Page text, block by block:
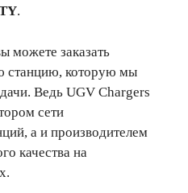
.
можете заказать
станцию, которую мы
Ведь UGV Chargers
сети
а и производителем
качества на